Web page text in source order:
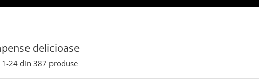
delicioase
1-24 din 387 produse